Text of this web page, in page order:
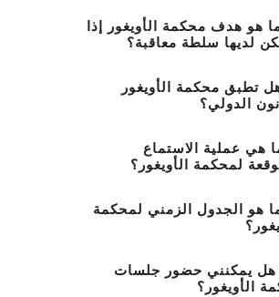
هو هدف محكمة الأويغور إذا
لديها سلطة معاقبة؟
تطبق محكمة الأويغور
الدولي؟
هي عملية الاستماع
لمحكمة الأويغور؟
هو الجدول الزمني لمحكمة
يمكنني حضور جلسات
الأويغور؟